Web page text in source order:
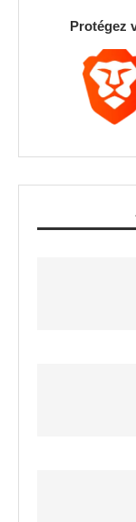
Protégez